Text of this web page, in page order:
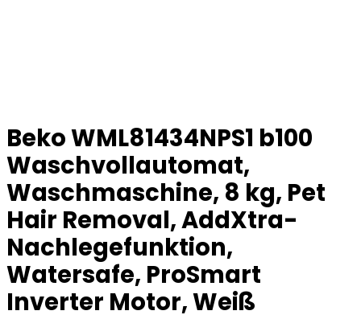
Beko WML81434NPS1 b100
Waschvollautomat,
Waschmaschine, 8 kg, Pet
Hair Removal, AddXtra-
Nachlegefunktion,
Watersafe, ProSmart
Inverter Motor, Weiß